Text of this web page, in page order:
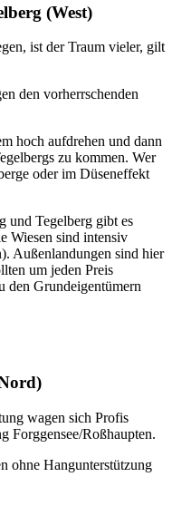
(West)
ist der Traum vieler, gilt
den vorherrschenden
hoch aufdrehen und dann
zu kommen. Wer
oder im Düseneffekt
und Tegelberg gibt es
Wiesen sind intensiv
Außenlandungen sind hier
um jeden Preis
den Grundeigentümern
wagen sich Profis
Forggensee/Roßhaupten.
ohne Hangunterstützung